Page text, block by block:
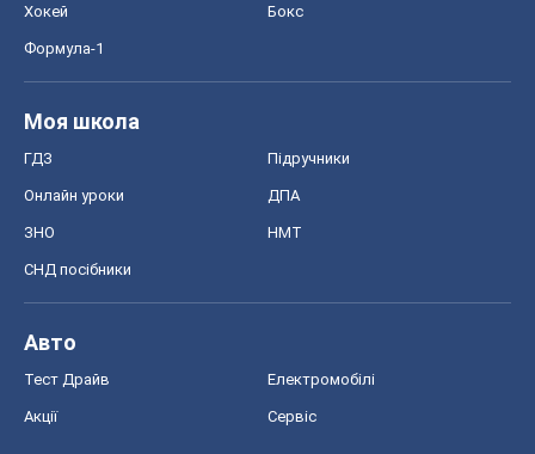
Хокей Бокс
Формула-1
Моя школа
ГДЗ Підручники
Онлайн уроки ДПА
ЗНО НМТ
СНД посібники
Авто
Тест Драйв Електромобілі
Акції Сервіс